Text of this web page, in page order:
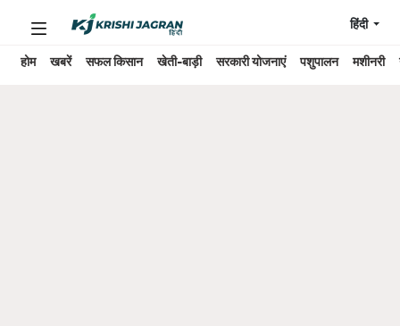
होम खबरें सफल किसान खेती-बाड़ी सरकारी योजनाएं पशुपालन मशीनरी
हिंदी